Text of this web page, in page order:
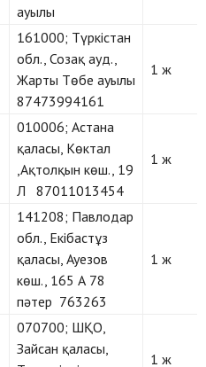
ауылы
161000; Түркістан
обл., Созақ ауд.,
Жарты Төбе ауылы
87473994161
1 ж
010006; Астана
қаласы, Көктал
,Ақтолқын көш., 19
Л 87011013454
1 ж
141208; Павлодар
обл., Екібастұз
қаласы, Ауезов
көш., 165 А 78
пәтер 763263
1 ж
070700; ШҚО,
Зайсан қаласы,
1 ж